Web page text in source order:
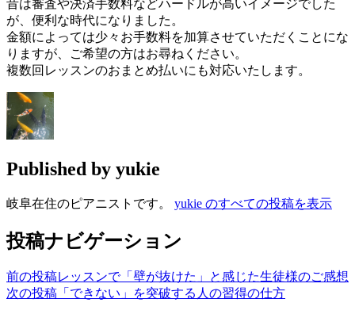
昔は審査や決済手数料などハードルが高いイメージでした
が、便利な時代になりました。
金額によっては少々お手数料を加算させていただくことにな
りますが、ご希望の方はお尋ねください。
複数回レッスンのおまとめ払いにも対応いたします。
Published by yukie
岐阜在住のピアニストです。 yukie のすべての投稿を表示
投稿ナビゲーション
前の投稿レッスンで「壁が抜けた」と感じた生徒様のご感想
次の投稿 「できない」を突破する人の習得の仕方